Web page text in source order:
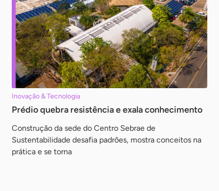
Inovação & Tecnologia
Prédio quebra resistência e exala conhecimento
Construção da sede do Centro Sebrae de
Sustentabilidade desafia padrões, mostra conceitos na
prática e se torna